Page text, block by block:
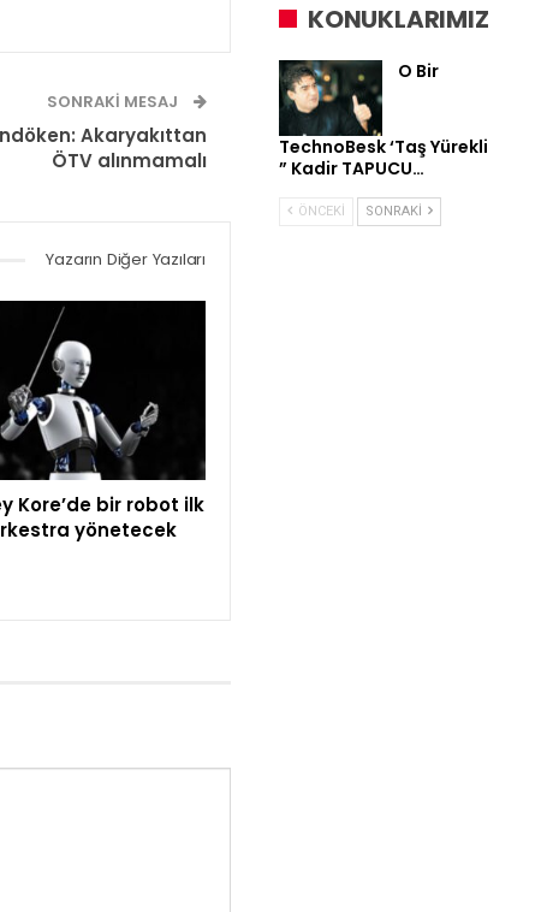
SONRAKI MESAJ
Akaryakıttan
ÖTV alınmamalı
Yazarın Diğer Yazıları
Kore’de bir robot ilk
yönetecek
KONUKLARIMIZ
O Bir
TechnoBesk ‘Taş Yürekli
” Kadir TAPUCU…
ÖNCEKI SONRAKI